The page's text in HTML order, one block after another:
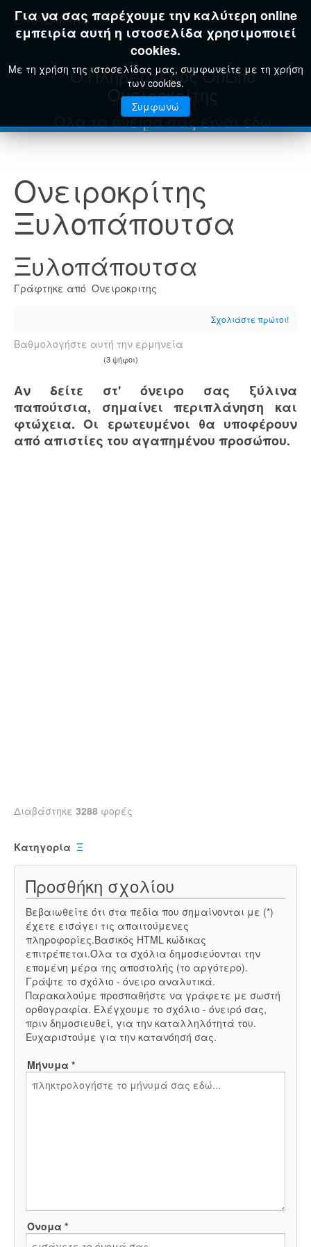
E-KAZAMIAS
Για να σας παρέχουμε την καλύτερη online
εμπειρία αυτή η ιστοσελίδα χρησιμοποιεί
cookies.
Με τη χρήση της ιστοσελίδας μας, συμφωνείτε με τη χρήση
των cookies.
Συμφωνώ
Ο Πληρέστερος OnLine
Ονειροκρίτης
Όλα τα όνειρά σας είναι εδώ
Ονειροκρίτης
Ξυλοπάπουτσα
Ξυλοπάπουτσα
Γράφτηκε από Ονειροκριτης
Σχολιάστε πρώτοι!
Βαθμολογήστε αυτή την ερμηνεία
(3 ψήφοι)
Αν δείτε στ' όνειρο σας ξύλινα
παπούτσια, σημαίνει περιπλάνηση και
φτώχεια. Οι ερωτευμένοι θα υποφέρουν
από απιστίες του αγαπημένου προσώπου.
Διαβάστηκε 3288 φορές
Κατηγορία Ξ
Προσθήκη σχολίου
Βεβαιωθείτε ότι στα πεδία που σημαίνονται με (*)
έχετε εισάγει τις απαιτούμενες
πληροφορίες.Βασικός HTML κώδικας
επιτρέπεται.Όλα τα σχόλια δημοσιεύονται την
επομένη μέρα της αποστολής (το αργότερο).
Γράψτε το σχόλιο - όνειρο αναλυτικά.
Παρακαλούμε προσπαθήστε να γράφετε με σωστή
ορθογραφία. Ελέγχουμε το σχόλιο - όνειρό σας,
πριν δημοσιευθεί, για την καταλληλότητά του.
Ευχαριστούμε για την κατανόησή σας.
Μήνυμα *
Όνομα *